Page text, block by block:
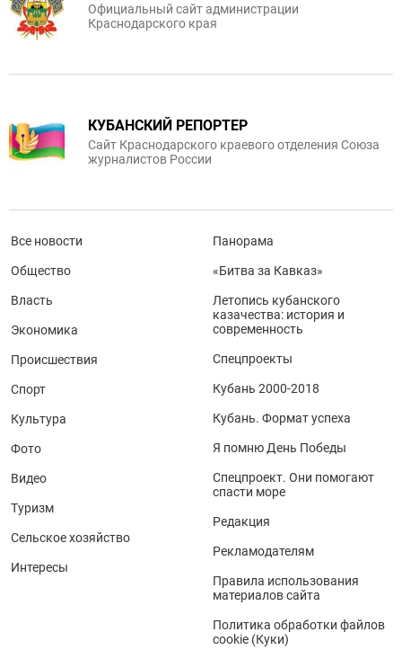
Официальный сайт администрации
Краснодарского края
КУБАНСКИЙ РЕПОРТЕР
Сайт Краснодарского краевого отделения Союза
журналистов России
Все новости
Общество
Власть
Экономика
Происшествия
Спорт
Культура
Фото
Видео
Туризм
Сельское хозяйство
Интересы
Панорама
«Битва за Кавказ»
Летопись кубанского
казачества: история и
современность
Спецпроекты
Кубань 2000-2018
Кубань. Формат успеха
Я помню День Победы
Спецпроект. Они помогают
спасти море
Редакция
Рекламодателям
Правила использования
материалов сайта
Политика обработки файлов
cookie (Куки)